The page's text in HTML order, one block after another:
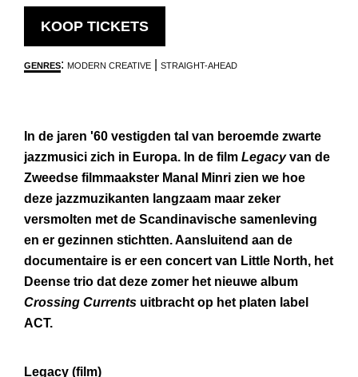
KOOP TICKETSOPENT
IN
NIEUW
GENRES: MODERN CREATIVE STRAIGHT-AHEAD
In de jaren '60 vestigden tal van beroemde zwarte
jazzmusici zich in Europa. In de film Legacyvan de
Zweedse filmmaakster Manal Minri zien we hoe
deze jazzmuzikanten langzaam maar zeker
versmolten met de Scandinavische samenleving
en er gezinnen stichtten. Aansluitend aan de
documentaire is er een concert van Little North, het
Deense trio dat deze zomer het nieuwe album
Crossing Currents uitbracht op het platen label
ACT.
Legacy (film)